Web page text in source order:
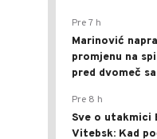
Pre 7 h
Marinović
promjenu na
pred dvomeč
Pre 8 h
Sve o utakmici
Vitebsk: Kad